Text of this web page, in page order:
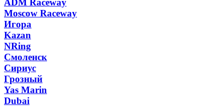
ADM Raceway
Moscow Raceway
Игора
Kazan
NRing
Смоленск
Сириус
Грозный
Yas Marin
Dubai